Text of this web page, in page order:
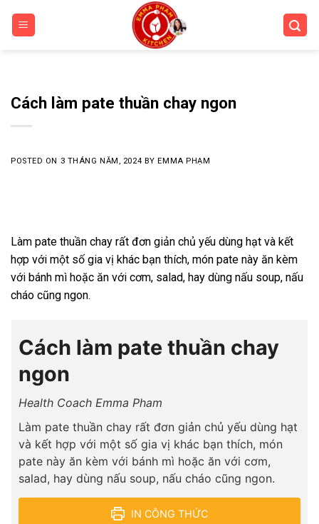
Cách làm pate thuần chay ngon
POSTED ON 3 THÁNG NĂM, 2024 BYEMMA PHẠM
Làm pate thuần chay rất đơn giản chủ yếu dùng hạt và kết
hợp với một số gia vị khác bạn thích, món pate này ăn kèm
với bánh mì hoặc ăn với cơm, salad, hay dùng nấu soup, nấu
cháo cũng ngon.
Cách làm pate thuần chay
ngon
Health Coach Emma Pham
Làm pate thuần chay rất đơn giản chủ yếu dùng hạt
và kết hợp với một số gia vị khác bạn thích, món
pate này ăn kèm với bánh mì hoặc ăn với cơm,
salad, hay dùng nấu soup, nấu cháo cũng ngon.
IN CÔNG THỨC